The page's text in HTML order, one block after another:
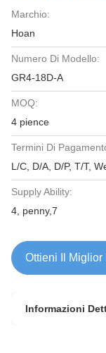
Marchio:
Hoan
Numero Di Modello:
GR4-18D-A
MOQ:
4 pience
Termini Di
L/C, D/A, D/P, T/T,
Supply Ability:
4, penny,7
Ottieni Il Miglior
Informazioni